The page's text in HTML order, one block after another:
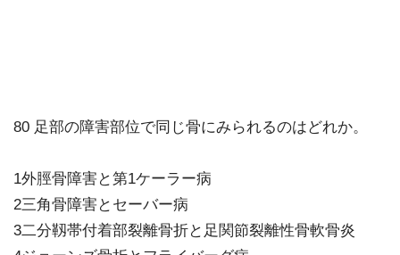
80 足部の障害部位で同じ骨にみられるのはどれか。
1外脛骨障害と第1ケーラー病
2三角骨障害とセーバー病
3二分靱帯付着部裂離骨折と足関節裂離性骨軟骨炎